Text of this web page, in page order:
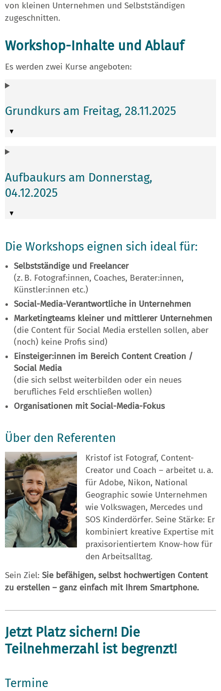
von kleinen Unternehmen und Selbstständigen
zugeschnitten.
Workshop-Inhalte und Ablauf
Es werden zwei Kurse angeboten:
Grundkurs am Freitag, 28.11.2025
Aufbaukurs am Donnerstag,
04.12.2025
Die Workshops eignen sich ideal für:
Selbstständige und Freelancer
(z. B. Fotograf:innen, Coaches, Berater:innen,
Künstler:innen etc.)
Social-Media-Verantwortliche in Unternehmen
Marketingteams kleiner und mittlerer Unternehmen
(die Content für Social Media erstellen sollen, aber
(noch) keine Profis sind)
Einsteiger:innen im Bereich Content Creation /
Social Media
(die sich selbst weiterbilden oder ein neues
berufliches Feld erschließen wollen)
Organisationen mit Social-Media-Fokus
Über den Referenten
Kristof ist Fotograf, Content-
Creator und Coach – arbeitet u. a.
für Adobe, Nikon, National
Geographic sowie Unternehmen
wie Volkswagen, Mercedes und
SOS Kinderdörfer. Seine Stärke: Er
kombiniert kreative Expertise mit
praxisorientiertem Know-how für
den Arbeitsalltag.
Sein Ziel: Sie befähigen, selbst hochwertigen Content
zu erstellen – ganz einfach mit Ihrem Smartphone.
Jetzt Platz sichern! Die
Teilnehmerzahl ist begrenzt!
Termine